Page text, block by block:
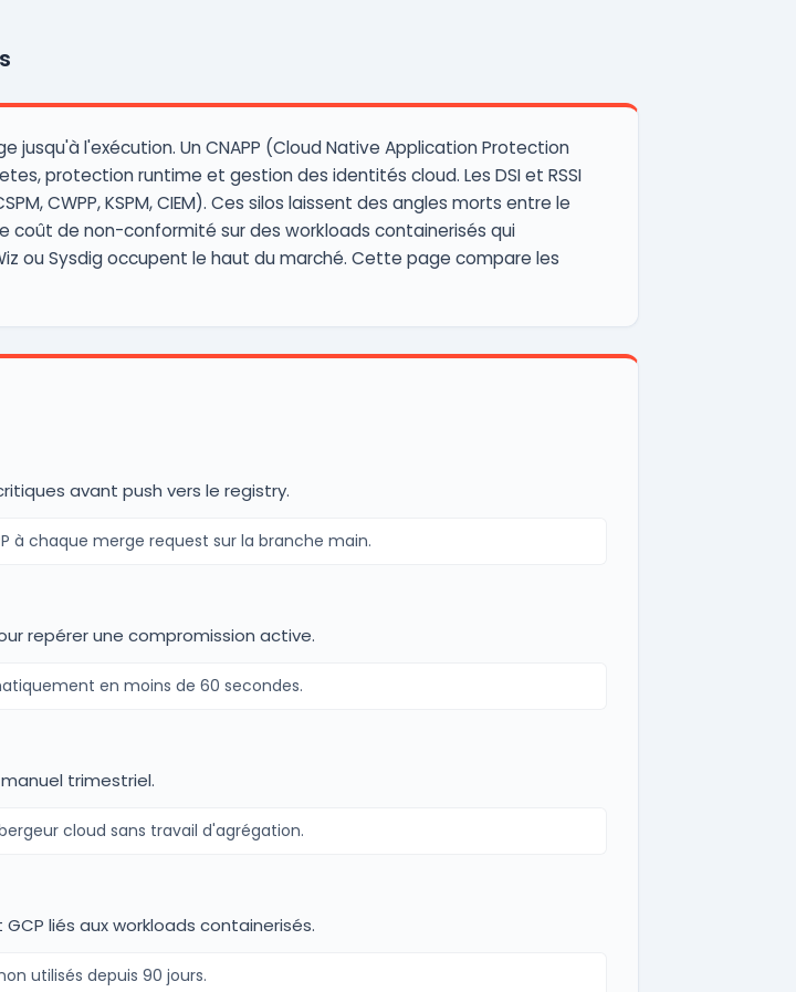
jusqu'à l'exécution. Un CNAPP (Cloud Native Application Protection
protection runtime et gestion des identités cloud. Les DSI et RSSI
CWPP, KSPM, CIEM). Ces silos laissent des angles morts entre le
coût de non-conformité sur des workloads containerisés qui
ou Sysdig occupent le haut du marché. Cette page compare les
avant push vers le registry.
à chaque merge request sur la branche main.
repérer une compromission active.
en moins de 60 secondes.
manuel trimestriel.
cloud sans travail d'agrégation.
liés aux workloads containerisés.
utilisés depuis 90 jours.